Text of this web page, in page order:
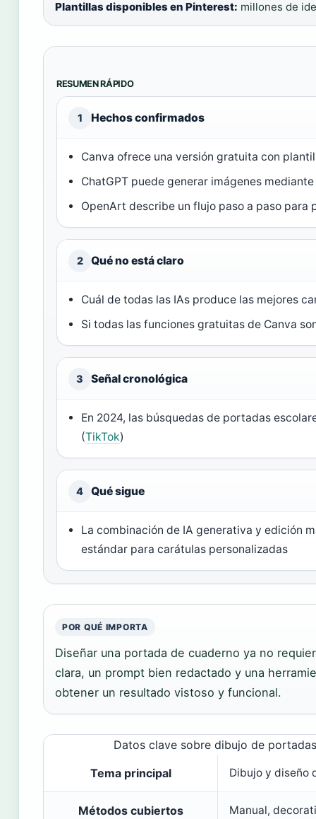
Plantillas disponibles en Pinterest: millones de
RESUMEN RÁPIDO
1 Hechos confirmados
Canva ofrece una versión gratuita con
ChatGPT puede generar imágenes mediante
OpenArt describe un flujo paso a paso para
2 Qué no está claro
Cuál de todas las IAs produce las mejores
Si todas las funciones gratuitas de Canva
3 Señal cronológica
En 2024, las búsquedas de portadas
(TikTok)
4 Qué sigue
La combinación de IA generativa y edición
estándar para carátulas personalizadas
POR QUÉ IMPORTA
Diseñar una portada de cuaderno ya no
clara, un prompt bien redactado y una
obtener un resultado vistoso y funcional.
Datos clave sobre dibujo de
Tema principal
Dibujo y diseño
Métodos cubiertos Manual,